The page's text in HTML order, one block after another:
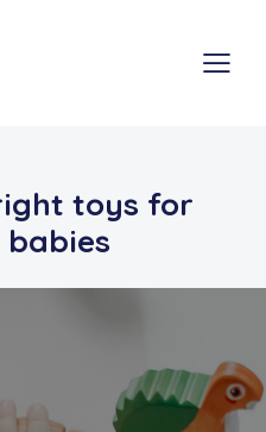
toys for